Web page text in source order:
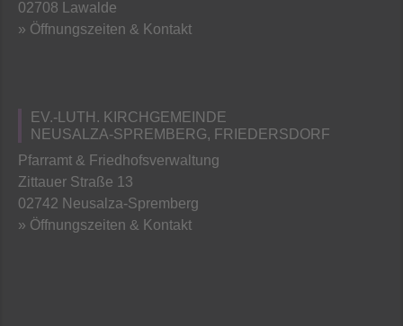
02708 Lawalde
» Öffnungszeiten & Kontakt
EV.-LUTH. KIRCHGEMEINDE
NEUSALZA-SPREMBERG, FRIEDERSDORF
Pfarramt & Friedhofsverwaltung
Zittauer Straße 13
02742 Neusalza-Spremberg
» Öffnungszeiten & Kontakt